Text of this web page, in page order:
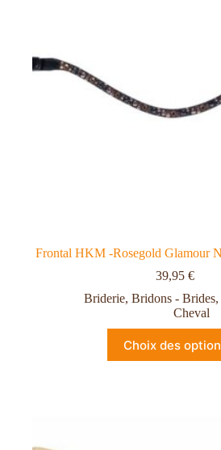
Frontal HKM -Rosegold Glamour
39,95€
Briderie, Bridons - Brides,
Cheval
Choix des